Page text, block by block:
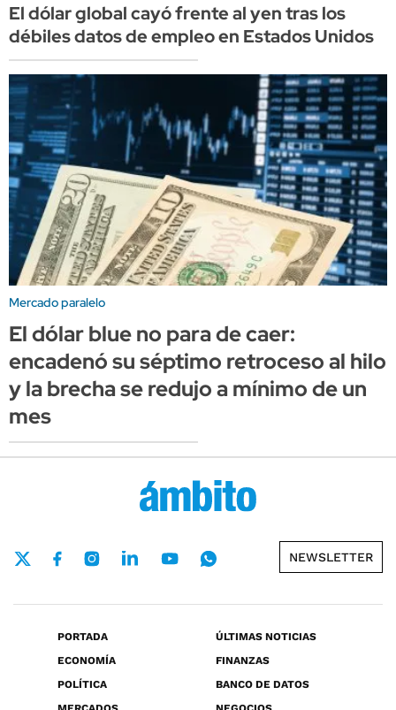
El dólar global cayó frente al yen tras los
débiles datos de empleo en Estados Unidos
Mercado paralelo
El dólar blue no para de caer:
encadenó su séptimo retroceso al hilo
y la brecha se redujo a mínimo de un
mes
NEWSLETTER
PORTADA
ÚLTIMAS NOTICIAS
ECONOMÍA
FINANZAS
POLÍTICA
BANCO DE DATOS